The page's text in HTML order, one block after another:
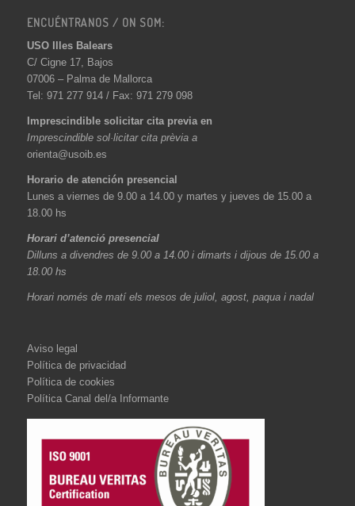
ENCUÉNTRANOS / ON SOM:
USO Illes Balears
C/ Cigne 17, Bajos
07006 – Palma de Mallorca
Tel: 971 277 914 / Fax: 971 279 098
Imprescindible solicitar cita previa en
Imprescindible sol·licitar cita prèvia a
orienta@usoib.es
Horario de atención presencial
Lunes a viernes de 9.00 a 14.00 y martes y jueves de 15.00 a
18.00 hs
Horari d’atenció presencial
Dilluns a divendres de 9.00 a 14.00 i dimarts i dijous de 15.00 a
18.00 hs
Horari només de matí els mesos de juliol, agost, paqua i nadal
Aviso legal
Política de privacidad
Política de cookies
Política Canal del/a Informante